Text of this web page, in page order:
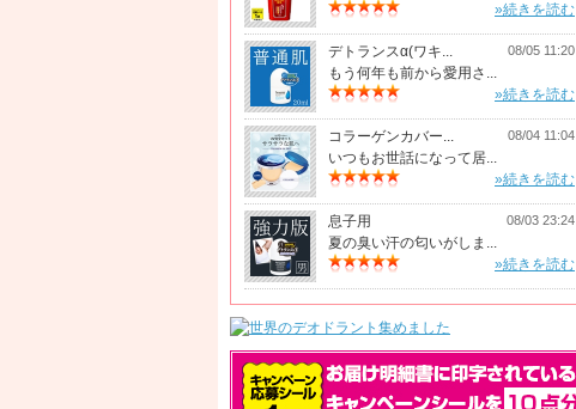
»続きを読む
デトランスα(ワキ... 08/05 11:20
もう何年も前から愛用さ...
»続きを読む
コラーゲンカバー... 08/04 11:04
いつもお世話になって居...
»続きを読む
息子用 08/03 23:24
夏の臭い汗の匂いがしま...
»続きを読む